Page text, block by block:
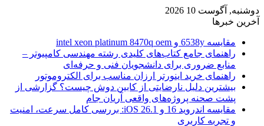
دوشنبه, آگوست 10 2026
آخرین خبرها
مقایسه 6538y و intel xeon platinum 8470q oem
راهنمای جامع کتاب‌های کلیدی رشته مهندسی کامپیوتر –
منابع ضروری برای دانشجویان فنی و حرفه‌ای
راهنمای خرید اینورتر ارزان مناسب برای الکتروموتور
بیشترین دلیل نارضایتی از کابین دوش چیست؟ گزارشی از
پشت صحنه پروژه‌های واقعی آریان جام
مقایسه اندروید 16 و iOS 26.1: بررسی کامل سرعت، امنیت
و تجربه کاربری